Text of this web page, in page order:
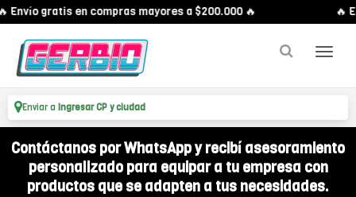
gratis en compras mayores a $200.000 🔥 🔥
Enviar a Ingresar CP y ciudad
Contáctanos por WhatsApp y recibí asesoramiento
personalizado para equipar a tu empresa con
productos que se adapten a tus necesidades.